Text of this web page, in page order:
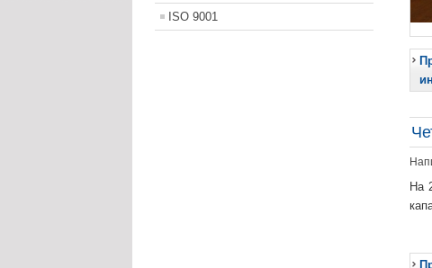
ISO 9001
На